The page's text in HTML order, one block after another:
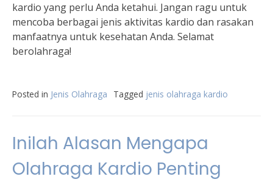
kardio yang perlu Anda ketahui. Jangan ragu untuk
mencoba berbagai jenis aktivitas kardio dan rasakan
manfaatnya untuk kesehatan Anda. Selamat
berolahraga!
Posted in Jenis Olahraga Tagged jenis olahraga kardio
Inilah Alasan Mengapa
Olahraga Kardio Penting